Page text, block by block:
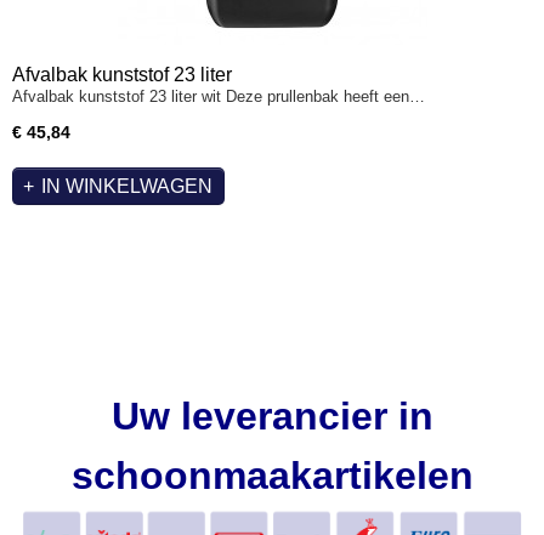
Afvalbak kunststof 23 liter
Afvalbak kunststof 23 liter wit Deze prullenbak heeft een…
€ 45,84
IN WINKELWAGEN
Uw leverancier in
schoonmaakartikelen